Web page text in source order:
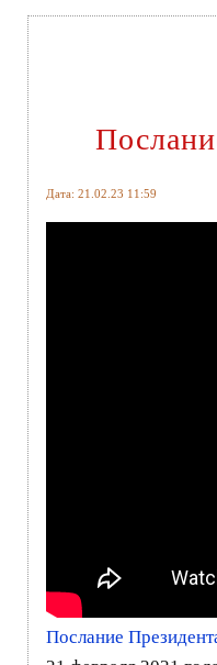
Дата: 21.02.23 11:59
Послание